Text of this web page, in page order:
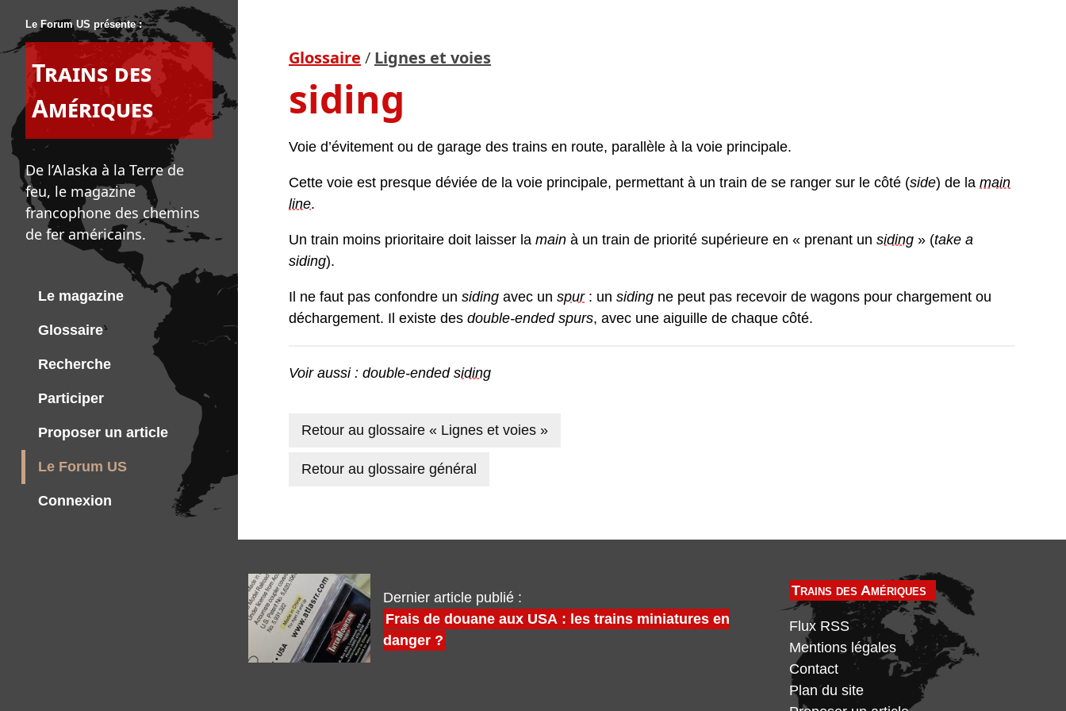
Le Forum US présente :
Trains des
Amériques
De l’Alaska à la Terre de
feu, le magazine
francophone des chemins
de fer américains.
Le magazine
Glossaire
Recherche
Participer
Proposer un article
Le Forum US
Connexion
Glossaire / Lignes et voies
siding
Voie d’évitement ou de garage des trains en route, parallèle à la voie principale.
Cette voie est presque déviée de la voie principale, permettant à un train de se ranger sur le côté (side) de la main
line.
Un train moins prioritaire doit laisser la main à un train de priorité supérieure en « prenant un siding » (take a
siding).
Il ne faut pas confondre un siding avec un spur: un siding ne peut pas recevoir de wagons pour chargement ou
déchargement. Il existe des double-ended spurs, avec une aiguille de chaque côté.
Voir aussi : double-ended siding
Retour au glossaire « Lignes et voies »
Retour au glossaire général
Dernier article publié :
Frais de douane aux USA : les trains miniatures en
danger ?
Trains des Amériques
Flux RSS
Mentions légales
Contact
Plan du site